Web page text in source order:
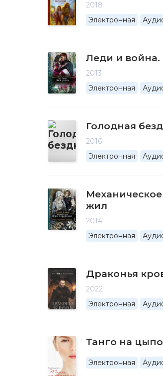
2018
Электронная
Леди и война.
2013
Электронная
Голодная
2016
Электронная
жил
2014
Электронная
Драконья
2022
Электронная
Танго на
Электронная